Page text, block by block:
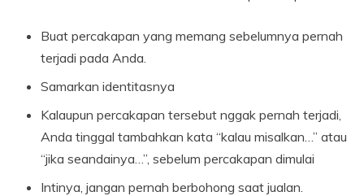
Buat percakapan yang memang sebelumnya pernah
terjadi pada Anda.
Samarkan identitasnya
Kalaupun percakapan tersebut nggak pernah terjadi,
Anda tinggal tambahkan kata “kalau misalkan…” atau
“jika seandainya…”, sebelum percakapan dimulai
Intinya, jangan pernah berbohong saat jualan.